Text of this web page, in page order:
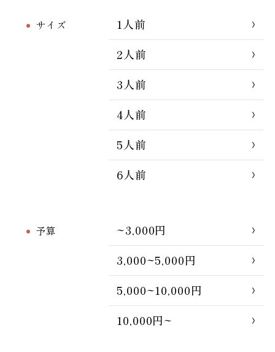
サイズ
1人前
2人前
3人前
4人前
5人前
6人前
予算
~3,000円
3,000~5,000円
5,000~10,000円
10,000円~